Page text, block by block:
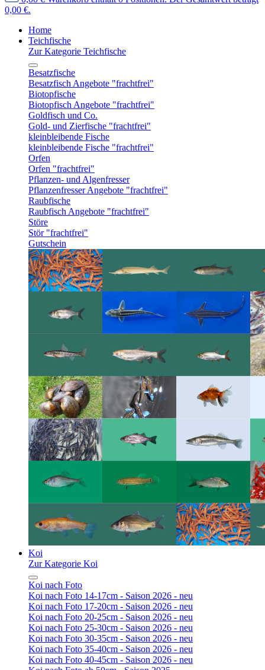
0,00 €.
Home
Teichfische
Zur Kategorie Teichfische
Besatzfische
Besatzfisch Angebote "frachtfrei"
Biotopfische
Biotopfisch Angebote "frachtfrei"
Goldfisch und Co.
Gold- und Zierfische "frachtfrei"
kleinbleibende Fische
kleinbleibende Fische "frachtfrei"
Orfen
Orfen "frachtfrei"
Pflanzen- und Algenfresser
Pflanzenfresser Angebote "frachtfrei"
Raubfische
Raubfisch Angebote "frachtfrei"
Störe
Stör "frachtfrei"
Gutschein
Koi
Zur Kategorie Koi
Koi nach Foto
Koi nach Foto 14-17cm - Saison 2026 - neu
Koi nach Foto 17-20cm - Saison 2026 - neu
Koi nach Foto 20-25cm - Saison 2026 - neu
Koi nach Foto 25-30cm - Saison 2026 - neu
Koi nach Foto 30-35cm - Saison 2026 - neu
Koi nach Foto 35-40cm - Saison 2026 - neu
Koi nach Foto 40-45cm - Saison 2026 - neu